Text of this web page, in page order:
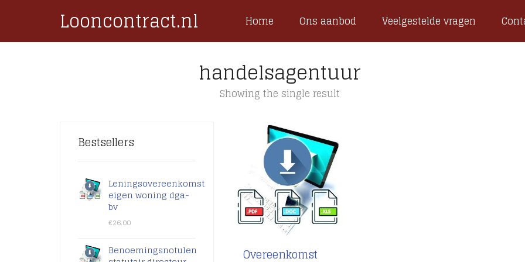
Looncontract.nl Home Ons aanbod Veelgestelde vragen
handelsagentuur
Showing the single result
Overeenkomst
Bestsellers
Leningsovereenkomst
eigen woning dga-
bv
€26.00
Benoemingsnotulen